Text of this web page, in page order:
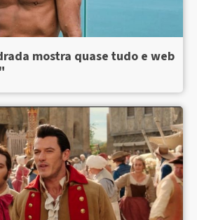
mostra quase tudo e web